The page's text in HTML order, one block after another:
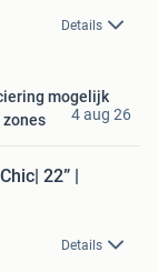
Details
mogelijk
4 aug 26
22” |
Details